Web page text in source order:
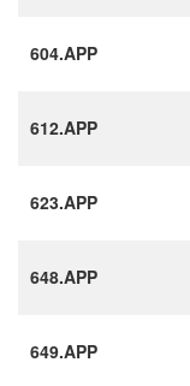
604.APP
612.APP
623.APP
648.APP
649.APP